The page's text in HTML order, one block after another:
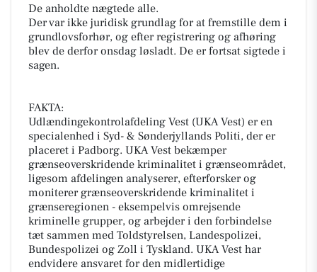
De anholdte nægtede alle.
Der var ikke juridisk grundlag for at fremstille dem i
grundlovsforhør, og efter registrering og afhøring
blev de derfor onsdag løsladt. De er fortsat sigtede i
sagen.
FAKTA:
Udlændingekontrolafdeling Vest (UKA Vest) er en
specialenhed i Syd- & Sønderjyllands Politi, der er
placeret i Padborg. UKA Vest bekæmper
grænseoverskridende kriminalitet i grænseområdet,
ligesom afdelingen analyserer, efterforsker og
moniterer grænseoverskridende kriminalitet i
grænseregionen - eksempelvis omrejsende
kriminelle grupper, og arbejder i den forbindelse
tæt sammen med Toldstyrelsen, Landespolizei,
Bundespolizei og Zoll i Tyskland. UKA Vest har
endvidere ansvaret for den midlertidige